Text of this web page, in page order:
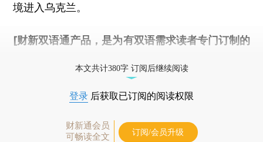
境进入乌克兰。
[财新双语通产品，是为有双语需求读者专门订制的
本文共计380字 订阅后继续阅读
登录 后获取已订阅的阅读权限
财新通会员
可畅读全文
订阅/会员升级